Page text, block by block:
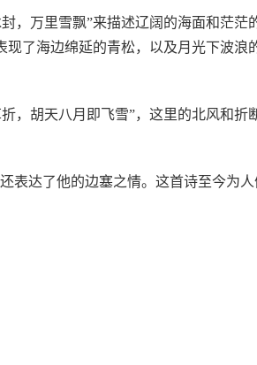
，万里雪飘”来描述辽阔的海面和茫茫
现了海边绵延的青松，以及月光下波浪
，胡天八月即飞雪”，这里的北风和折
表达了他的边塞之情。这首诗至今为人